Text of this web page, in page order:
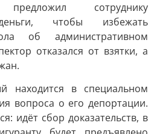
сотруднику
деньги, чтобы избежать
об административном
отказался от взятки, а
находится в специальном
вопроса о его депортации.
идёт сбор доказательств, в